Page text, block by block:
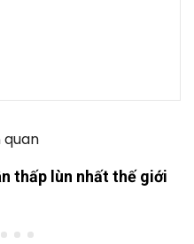
quan
thấp lùn nhất thế giới